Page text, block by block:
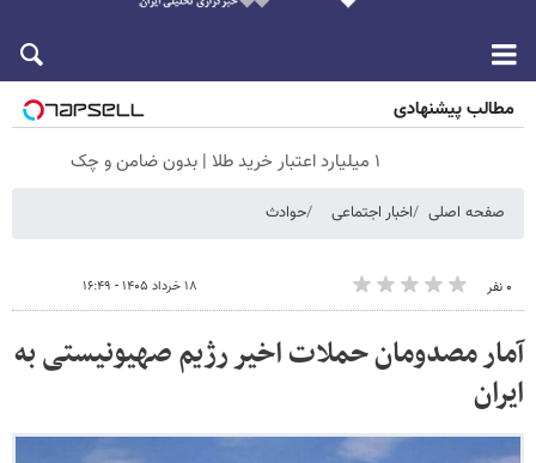
مطالب پیشنهادی
۱ میلیارد اعتبار خرید طلا | بدون ضامن و چک
صفحه اصلی اخبار اجتماعی حوادث
۰ نفر ۱۸ خرداد ۱۴۰۵ - ۱۶:۴۹
آمار مصدومان حملات اخیر رژیم صهیونیستی به
ایران